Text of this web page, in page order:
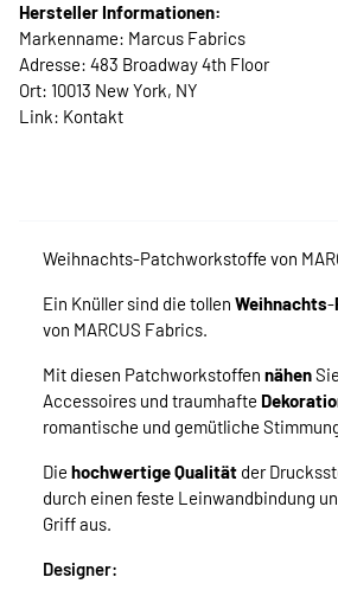
Hersteller Informationen:
Markenname: Marcus Fabrics
Adresse: 483 Broadway 4th Floor
Ort: 10013 New York, NY
Link: Kontakt
Weihnachts-Patchworkstoffe von
Ein Knüller sind die tollen Weihnachts-
von MARCUS Fabrics.
Mit diesen Patchworkstoffen nähen
Accessoires und traumhafte
romantische und gemütliche
Die hochwertige Qualität der
durch einen feste Leinwandbindung
Griff aus.
Designer: